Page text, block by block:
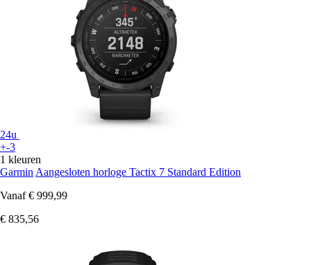
24u
+-3
1 kleuren
Garmin Aangesloten horloge Tactix 7 Standard Edition
Vanaf € 999,99
€ 835,56